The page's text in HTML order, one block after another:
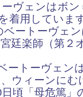
ヴェンはボ
着用していま
ートーヴェ
廷楽師（第２
ートーヴェン
ウィーンにむ
頃「母危篤」